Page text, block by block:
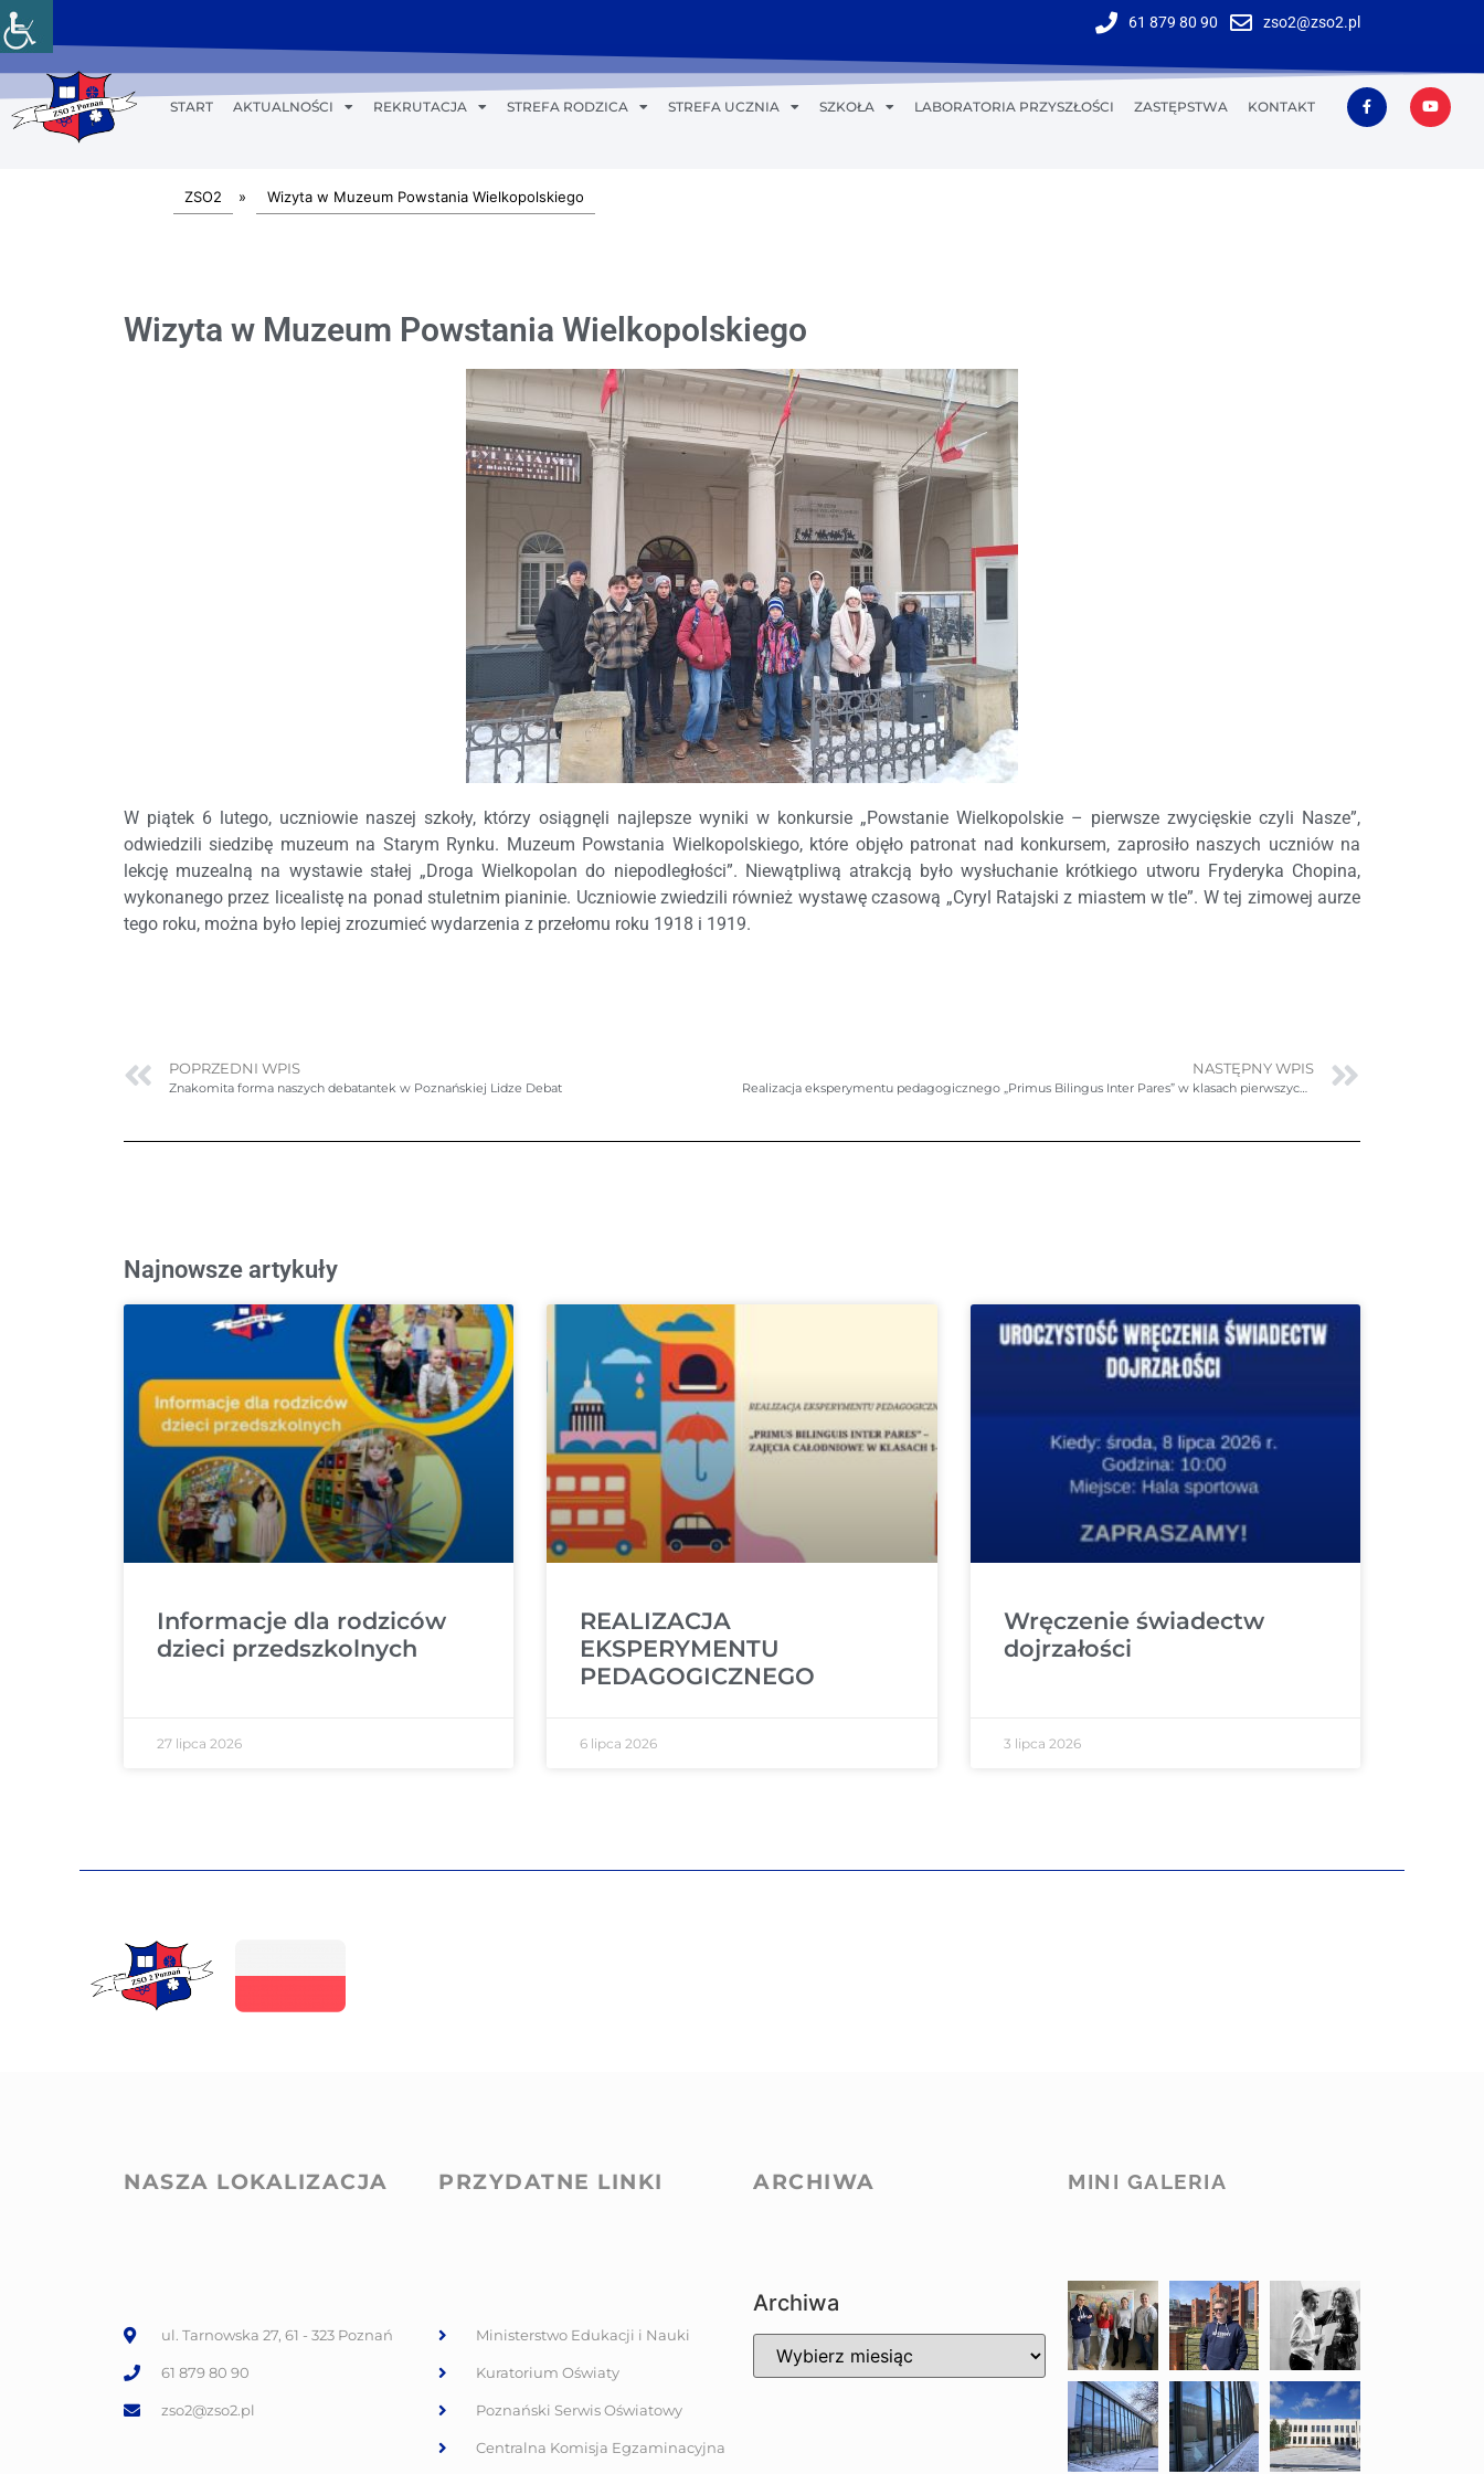
61 879 80 90 zso2@zso2.pl
START AKTUALNOŚCI REKRUTACJA STREFA RODZICA STREFA UCZNIA SZKOŁA LABORATORIA PRZYSZŁOŚCI ZASTĘPSTWA KONTAKT
ZSO2 » Wizyta w Muzeum Powstania Wielkopolskiego
Wizyta w Muzeum Powstania Wielkopolskiego
W piątek 6 lutego, uczniowie naszej szkoły, którzy osiągnęli najlepsze wyniki w konkursie „Powstanie Wielkopolskie – pierwsze zwycięskie czyli Nasze”,
odwiedzili siedzibę muzeum na Starym Rynku. Muzeum Powstania Wielkopolskiego, które objęło patronat nad konkursem, zaprosiło naszych uczniów na
lekcję muzealną na wystawie stałej „Droga Wielkopolan do niepodległości”. Niewątpliwą atrakcją było wysłuchanie krótkiego utworu Fryderyka Chopina,
wykonanego przez licealistę na ponad stuletnim pianinie. Uczniowie zwiedzili również wystawę czasową „Cyryl Ratajski z miastem w tle”. W tej zimowej aurze
tego roku, można było lepiej zrozumieć wydarzenia z przełomu roku 1918 i 1919.
POPRZEDNI WPIS
Znakomita forma naszych debatantek w Poznańskiej Lidze Debat
NASTĘPNY WPIS
Realizacja eksperymentu pedagogicznego „Primus Bilingus Inter Pares” w klasach pierwszych SP.
Najnowsze artykuły
Informacje dla rodziców
dzieci przedszkolnych
27 lipca 2026
REALIZACJA
EKSPERYMENTU
PEDAGOGICZNEGO
6 lipca 2026
Wręczenie świadectw
dojrzałości
3 lipca 2026
NASZA LOKALIZACJA
ul. Tarnowska 27, 61 - 323 Poznań
61 879 80 90
zso2@zso2.pl
PRZYDATNE LINKI
Ministerstwo Edukacji i Nauki
Kuratorium Oświaty
Poznański Serwis Oświatowy
Centralna Komisja Egzaminacyjna
ARCHIWA
Archiwa
MINI GALERIA